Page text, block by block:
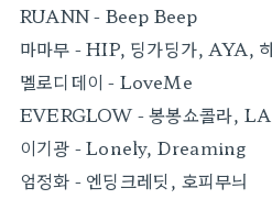
RUANN - Beep Beep
마마무 - HIP, 딩가딩가, AYA,
멜로디데이 - LoveMe
EVERGLOW - 봉봉쇼콜라,
이기광 - Lonely, Dreaming
엄정화 - 엔딩크레딧, 호피무늬